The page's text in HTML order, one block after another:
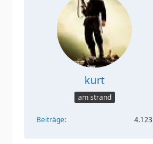
kurt
am strand
Beiträge 4.123